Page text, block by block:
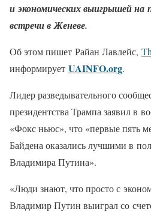
и экономических выигрышей на
встречи в Женеве.
Об этом пишет Райан Лавлейс,
информирует UAINFO.org.
Лидер разведывательного
президентства Трампа заявил в
«Фокс ньюс», что «первые пять
Байдена оказались лучшими в
Владимира Путина».
«Люди знают, что просто с
Владимир Путин выиграл со